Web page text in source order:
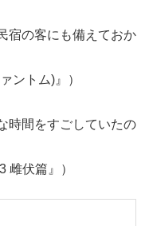
宿の客にも備えておか
ントム)』）
時間をすごしていたの
雌伏篇』）